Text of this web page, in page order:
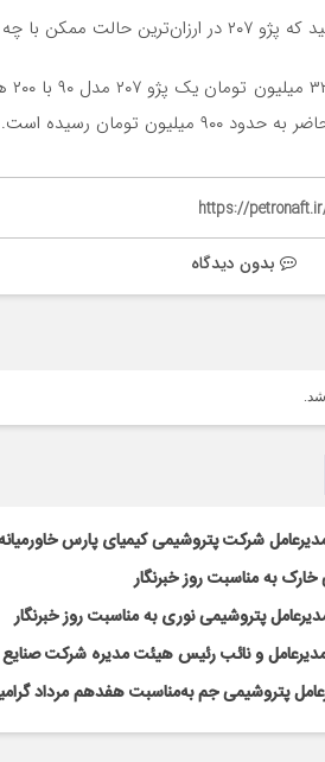
در بازار به فروش می‌رسد.
https://
بدون دیدگاه
شرکت پتروشیمی کیمیای پارس
به مناسبت روز خبرنگار
پتروشیمی نوری به مناسبت روز خبرنگار
و نائب رئیس هیئت مدیره شرکت صنایع
پتروشیمی جم به‌مناسبت هفدهم مرداد